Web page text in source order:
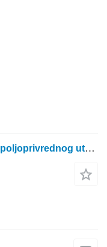
Hlađenje motora za Manitou 1040 poljoprivrednog utovarivača